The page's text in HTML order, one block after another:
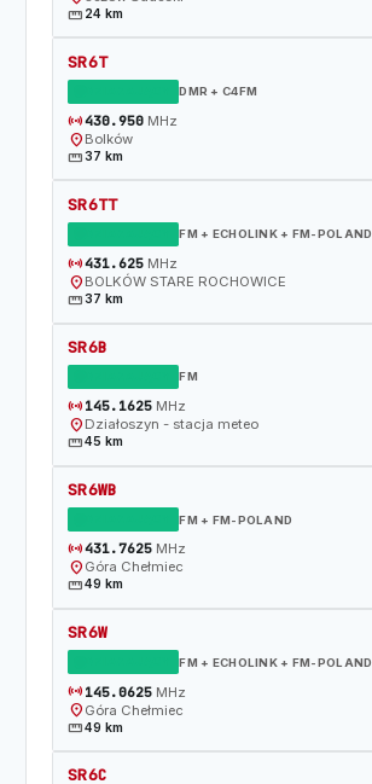
straighten 24 km
SR6T
DMR + C4FM
sensors430.950MHz
location_on Bolków
straighten37 km
SR6TT
FM + ECHOLINK + FM-POLAND
sensors431.625MHz
location_on BOLKÓW STARE ROCHOWICE
straighten37 km
SR6B
FM
sensors 145.1625MHz
location_on Działoszyn - stacja meteo
straighten45 km
SR6WB
FM + FM-POLAND
sensors431.7625MHz
location_on Góra Chełmiec
straighten49 km
SR6W
FM + ECHOLINK + FM-POLAND
sensors 145.0625MHz
location_on Góra Chełmiec
straighten49 km
SR6C